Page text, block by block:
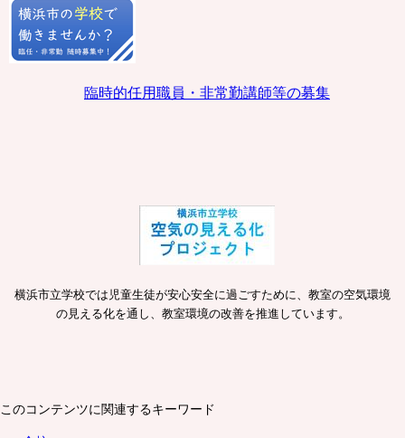
臨時的任用職員・非常勤講師等の募集
横浜市立学校では児童生徒が安心安全に過ごすために、教室の空気環境
の見える化を通し、教室環境の改善を推進しています。
このコンテンツに関連するキーワード